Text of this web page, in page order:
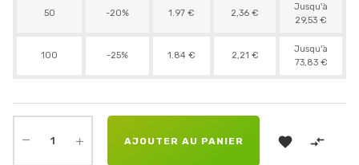
50 -20% 1.97 € 2,36 €
Jusqu'à
29,53 €
100 -25% 1.84 € 2,21 €
Jusqu'à
73,83 €
AJOUTER AU PANIER  